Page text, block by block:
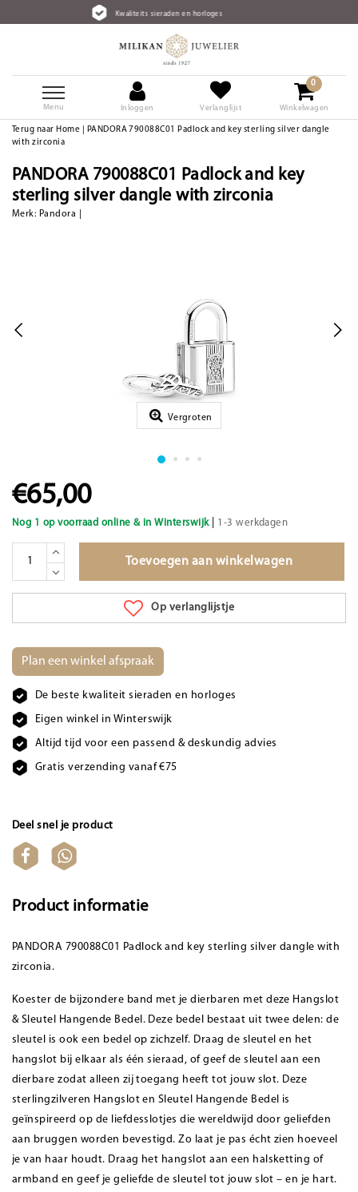
Kwaliteits sieraden en horloges
Menu Inloggen Verlanglijst
0
Winkelwagen
Terug naar Home
PANDORA 790088C01 Padlock and key sterling silver dangle
with zirconia
PANDORA 790088C01 Padlock and key
sterling silver dangle with zirconia
Merk: Pandora
Vergroten
€65,00
Nog 1 op voorraad online & in Winterswijk| 1-3 werkdagen
Toevoegen aan winkelwagen
Op verlanglijstje
Plan een winkel afspraak
De beste kwaliteit sieraden en horloges
Eigen winkel in Winterswijk
Altijd tijd voor een passend & deskundig advies
Gratis verzending vanaf €75
Deel snel je product
Product informatie
PANDORA 790088C01 Padlock and key sterling silver dangle with
zirconia.
Koester de bijzondere band met je dierbaren met deze Hangslot
& Sleutel Hangende Bedel. Deze bedel bestaat uit twee delen: de
sleutel is ook een bedel op zichzelf. Draag de sleutel en het
hangslot bij elkaar als één sieraad, of geef de sleutel aan een
dierbare zodat alleen zij toegang heeft tot jouw slot. Deze
sterlingzilveren Hangslot en Sleutel Hangende Bedel is
geïnspireerd op de liefdesslotjes die wereldwijd door geliefden
aan bruggen worden bevestigd. Zo laat je pas écht zien hoeveel
je van haar houdt. Draag het hangslot aan een halsketting of
armband en geef je geliefde de sleutel tot jouw slot – en je hart.